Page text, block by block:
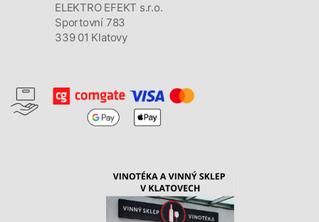
ELEKTRO EFEKT s.r.o.
Sportovní 783
339 01 Klatovy